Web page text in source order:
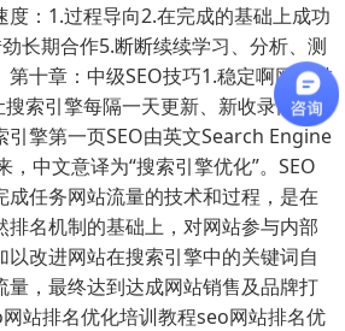
度：1.过程导向2.在完成的基础上成功
长期合作5.断断续续学习、分析、测
十章：中级SEO技巧1.稳定啊网站排
索引擎每隔一天更新、新收录网站
引擎第一页SEO由英文Search Engine
中文意译为“搜索引擎优化”。SEO
成任务网站流量的技术和过程，是在
排名机制的基础上，对网站参与内部
以改进网站在搜索引擎中的关键词自
量，最终达到达成网站销售及品牌打
站排名优化培训教程seo网站排名优